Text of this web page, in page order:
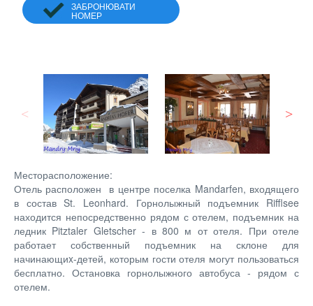
ЗАБРОНЮВАТИ
НОМЕР
Месторасположение:
Отель расположен в центре поселка Mandarfen, входящего
в состав St. Leonhard. Горнолыжный подъемник Rifflsee
находится непосредственно рядом с отелем, подъемник на
ледник Pitztaler Gletscher - в 800 м от отеля. При отеле
работает собственный подъемник на склоне для
начинающиx-детей, которым гости отеля могут пользоваться
бесплатно. Остановка горнолыжного автобуса - рядом с
отелем.